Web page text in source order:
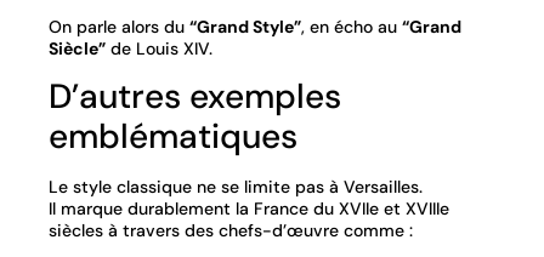
On parle alors du “Grand Style”, en écho au “Grand
Siècle” de Louis XIV.
D’autres exemples
emblématiques
Le style classique ne se limite pas à Versailles.
Il marque durablement la France du XVIIe et XVIIIe
siècles à travers des chefs-d’œuvre comme :